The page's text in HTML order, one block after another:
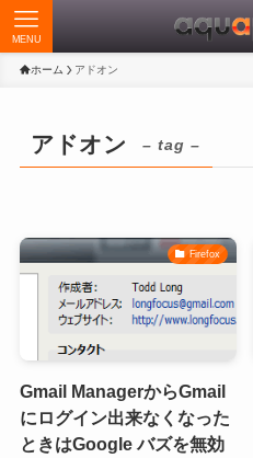
MENU
ホーム アドオン
アドオン – tag –
Firefox
Gmail ManagerからGmail
にログイン出来なくなった
ときはGoogle バズを無効